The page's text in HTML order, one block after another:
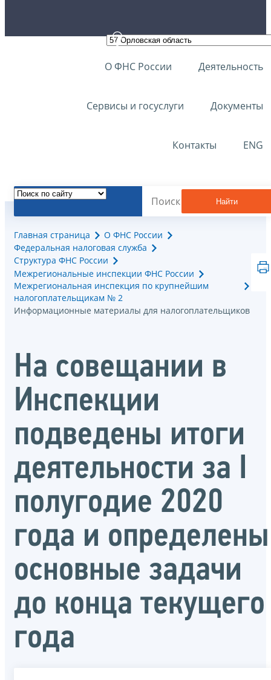
О ФНС России Деятельность
Сервисы и госуслуги Документы
Контакты ENG
Найти
Главная страница
О ФНС России
Федеральная налоговая служба
Структура ФНС России
Межрегиональные инспекции ФНС России
Межрегиональная инспекция по крупнейшим
налогоплательщикам № 2
Информационные материалы для налогоплательщиков
На совещании в
Инспекции
подведены итоги
деятельности за I
полугодие 2020
года и определены
основные задачи
до конца текущего
года